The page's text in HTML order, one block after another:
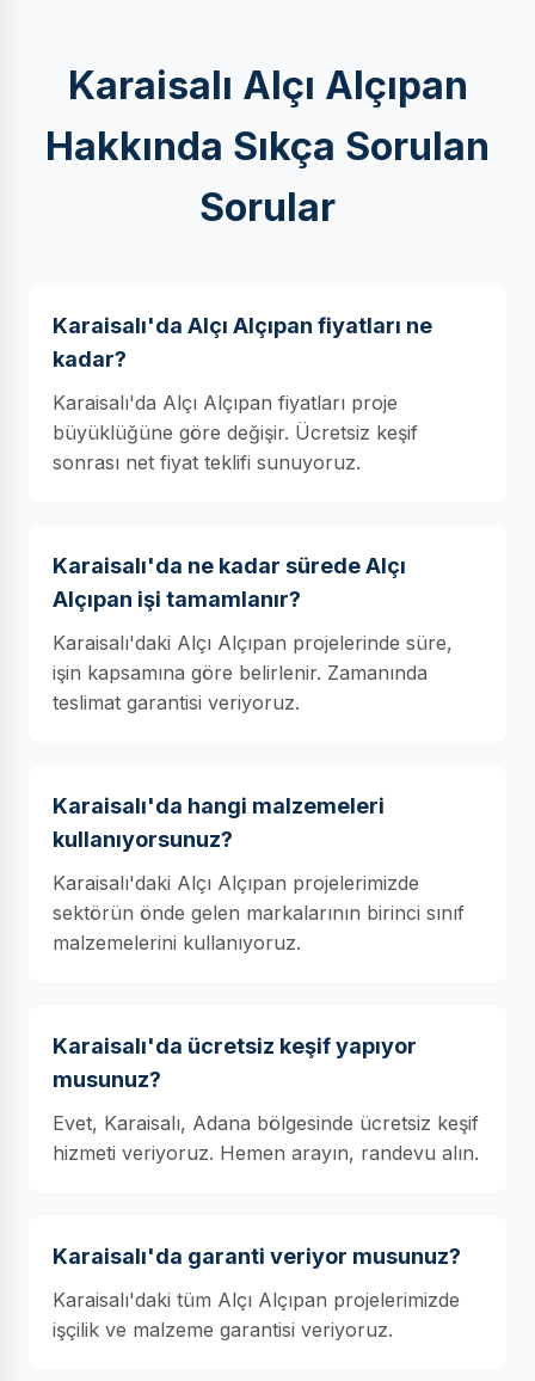
Karaisalı Alçı Alçıpan
Hakkında Sıkça Sorulan
Sorular
Karaisalı'da Alçı Alçıpan fiyatları ne
kadar?
Karaisalı'da Alçı Alçıpan fiyatları proje
büyüklüğüne göre değişir. Ücretsiz keşif
sonrası net fiyat teklifi sunuyoruz.
Karaisalı'da ne kadar sürede Alçı
Alçıpan işi tamamlanır?
Karaisalı'daki Alçı Alçıpan projelerinde süre,
işin kapsamına göre belirlenir. Zamanında
teslimat garantisi veriyoruz.
Karaisalı'da hangi malzemeleri
kullanıyorsunuz?
Karaisalı'daki Alçı Alçıpan projelerimizde
sektörün önde gelen markalarının birinci sınıf
malzemelerini kullanıyoruz.
Karaisalı'da ücretsiz keşif yapıyor
musunuz?
Evet, Karaisalı, Adana bölgesinde ücretsiz keşif
hizmeti veriyoruz. Hemen arayın, randevu alın.
Karaisalı'da garanti veriyor musunuz?
Karaisalı'daki tüm Alçı Alçıpan projelerimizde
işçilik ve malzeme garantisi veriyoruz.